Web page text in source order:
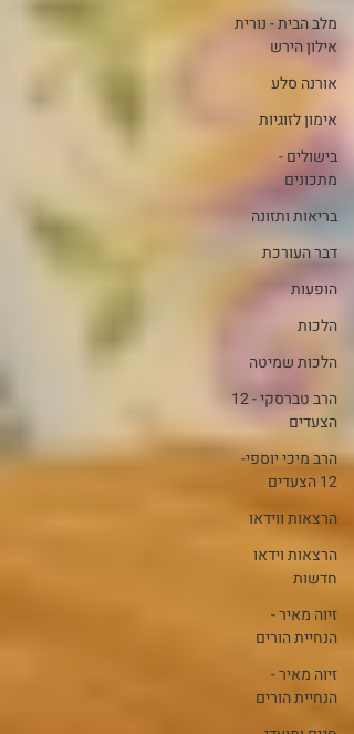
מלב הבית - נורית
אילון הירש
אורנה סלע
אימון לזוגיות
בישולים -
מתכונים
בריאות ותזונה
דבר העורכת
הופעות
הלכות
הלכות שמיטה
הרב טברסקי - 12
הצעדים
הרב מיכי יוספי-
12 הצעדים
הרצאות ווידאו
הרצאות וידאו
חדשות
זיוה מאיר -
הנחיית הורים
זיוה מאיר -
הנחיית הורים